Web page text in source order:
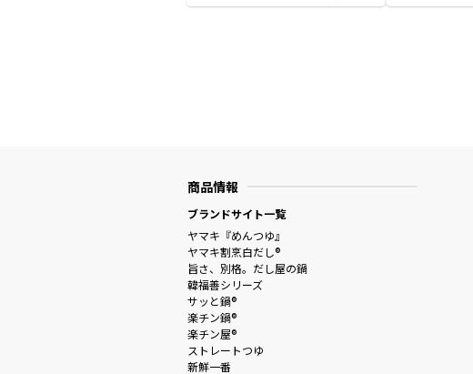
商品情報
ブランドサイト一覧
ヤマキ『めんつゆ』
ヤマキ割烹白だし®
旨さ、別格。だし屋の鍋
韓福善シリーズ
サッと鍋®
楽チン鍋®
楽チン屋®
ストレートつゆ
新鮮一番